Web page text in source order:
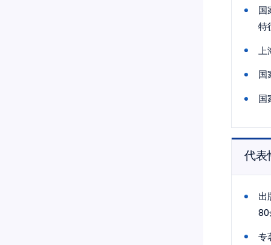
国
特
上
国
国
代表
出
80
专